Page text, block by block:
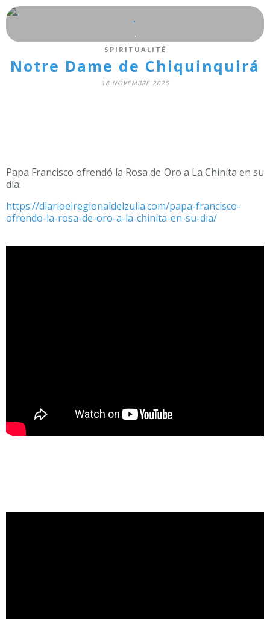
.
.
SPIRITUALITÉ
Notre Dame de Chiquinquirá
18 NOVEMBRE 2025
Papa Francisco ofrendó la Rosa de Oro a La Chinita en su
día:
https://diarioelregionaldelzulia.com/papa-francisco-
ofrendo-la-rosa-de-oro-a-la-chinita-en-su-dia/